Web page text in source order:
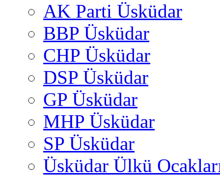
AK Parti Üsküdar
BBP Üsküdar
CHP Üsküdar
DSP Üsküdar
GP Üsküdar
MHP Üsküdar
SP Üsküdar
Üsküdar Ülkü